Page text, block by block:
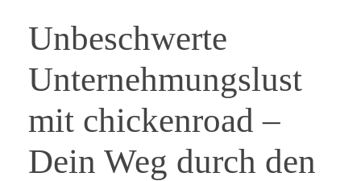
Unbeschwerte
Unternehmungslust
mit chickenroad –
Dein Weg durch den